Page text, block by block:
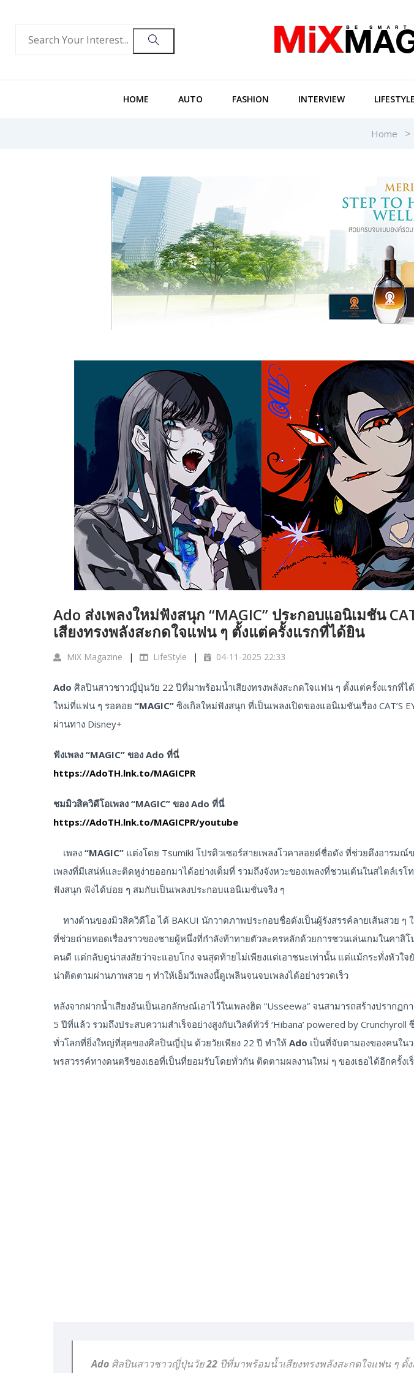
HOME AUTO FASHION INTERVIEW LIFESTYLE
Home
Ado ส่งเพลงใหม่ฟังสนุก “MAGIC” ประกอบแอนิเมชัน
เสียงทรงพลังสะกดใจแฟน ๆ ตั้งแต่ครั้งแรกที่ได้ยิน
MiX Magazine LifeStyle 04-11-2025 22:33
Ado ศิลปินสาวชาวญี่ปุ่นวัย 22 ปีที่มาพร้อมน้ำเสียงทรงพลังสะกดใจแฟน ๆ ตั้งแต่ครั้งแรกที่ไ
ใหม่ที่แฟน ๆ รอคอย “MAGIC” ซิงเกิลใหม่ฟังสนุก ที่เป็นเพลงเปิดของแอนิเมชันเรื่อง CAT’S
ผ่านทาง Disney+
ฟังเพลง “MAGIC” ของ Ado ที่นี่
https://AdoTH.lnk.to/MAGICPR
ชมมิวสิควิดีโอเพลง “MAGIC” ของ Ado ที่นี่
https://AdoTH.lnk.to/MAGICPR/youtube
เพลง “MAGIC” แต่งโดย Tsumiki โปรดิวเซอร์สายเพลงโวคาลอยด์ชื่อดัง ที่ช่วยดึงอารมณ์
เพลงที่มีเสน่ห์และติดหูง่ายออกมาได้อย่างเต็มที่ รวมถึงจังหวะของเพลงที่ชวนเต้นในสไตล์เรโ
ฟังสนุก ฟังได้บ่อย ๆ สมกับเป็นเพลงประกอบแอนิเมชั่นจริง ๆ
ทางด้านของมิวสิควิดีโอ ได้ BAKUI นักวาดภาพประกอบชื่อดังเป็นผู้รังสรรค์ลายเส้นสวย ๆ
ที่ช่วยถ่ายทอดเรื่องราวของชายผู้หนึ่งที่กำลังท้าทายตัวละครหลักด้วยการชวนเล่นเกมในคาสิ
คนดี แต่กลับดูน่าสงสัยว่าจะแอบโกง จนสุดท้ายไม่เพียงแต่เอาชนะเท่านั้น แต่แม้กระทั่งหัวใจ
น่าติดตามผ่านภาพสวย ๆ ทำให้เอ็มวีเพลงนี้ดูเพลินจนจบเพลงได้อย่างรวดเร็ว
หลังจากฝากน้ำเสียงอันเป็นเอกลักษณ์เอาไว้ในเพลงฮิต “Usseewa” จนสามารถสร้างปรากฏก
5 ปีที่แล้ว รวมถึงประสบความสำเร็จอย่างสูงกับเวิลด์ทัวร์ ‘Hibana’ powered by Crunchyroll
ทั่วโลกที่ยิ่งใหญ่ที่สุดของศิลปินญี่ปุ่น ด้วยวัยเพียง 22 ปี ทำให้ Ado เป็นที่จับตามองของคนใน
พรสวรรค์ทางดนตรีของเธอที่เป็นที่ยอมรับโดยทั่วกัน ติดตามผลงานใหม่ ๆ ของเธอได้อีกครั้งเ
Ado ศิลปินสาวชาวญี่ปุ่นวัย 22 ปีที่มาพร้อมน้ำเสียงทรงพลังสะกดใจแฟน ๆ ตั้